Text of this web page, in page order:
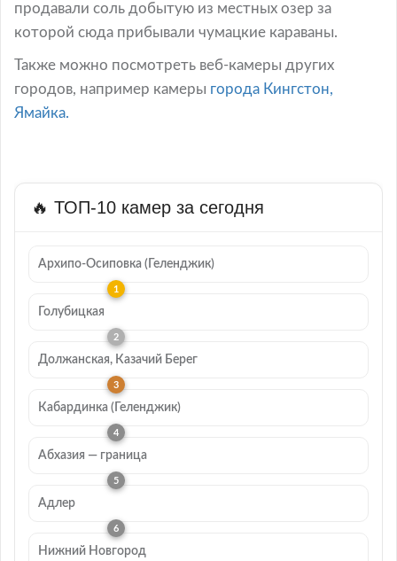
продавали соль добытую из местных озер за
которой сюда прибывали чумацкие караваны.
Также можно посмотреть веб-камеры других
городов, например камеры города Кингстон,
Ямайка.
🔥 ТОП-10 камер за сегодня
Архипо-Осиповка (Геленджик)
Голубицкая
Должанская, Казачий Берег
Кабардинка (Геленджик)
Абхазия — граница
Адлер
Нижний Новгород